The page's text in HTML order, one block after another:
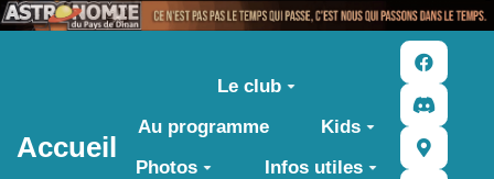
Accueil
Le club
Au programme
Kids
Photos
Infos utiles